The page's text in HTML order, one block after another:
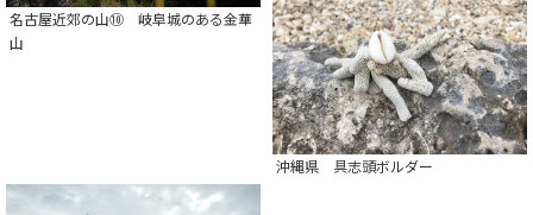
名古屋近郊の山⑩ 岐阜城のある金華
山
沖縄県 具志頭ボルダー